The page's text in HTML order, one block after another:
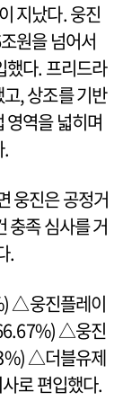
지났다. 웅진
원을 넘어서
했다. 프리드라
, 상조를 기반
영역을 넓히며
.
웅진은 공정거
충족 심사를 거
.
△웅진플레이
△웅진
△더블유제
로 편입했다.